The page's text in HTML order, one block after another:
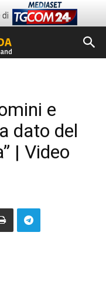
e
dato del
| Video